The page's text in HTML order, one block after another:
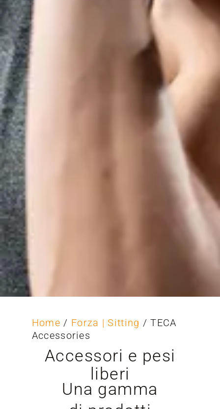
Home / Forza | Sitting / TECA
Accessories
Accessori e pesi
liberi
Una gamma